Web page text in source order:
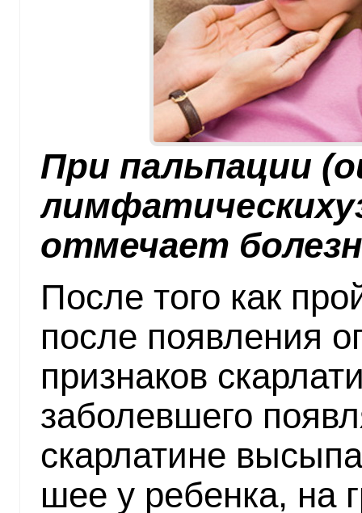
При пальпации
отмечает
После того как
после появления
признаков
заболевшего
скарлатине
шее у ребенка, на